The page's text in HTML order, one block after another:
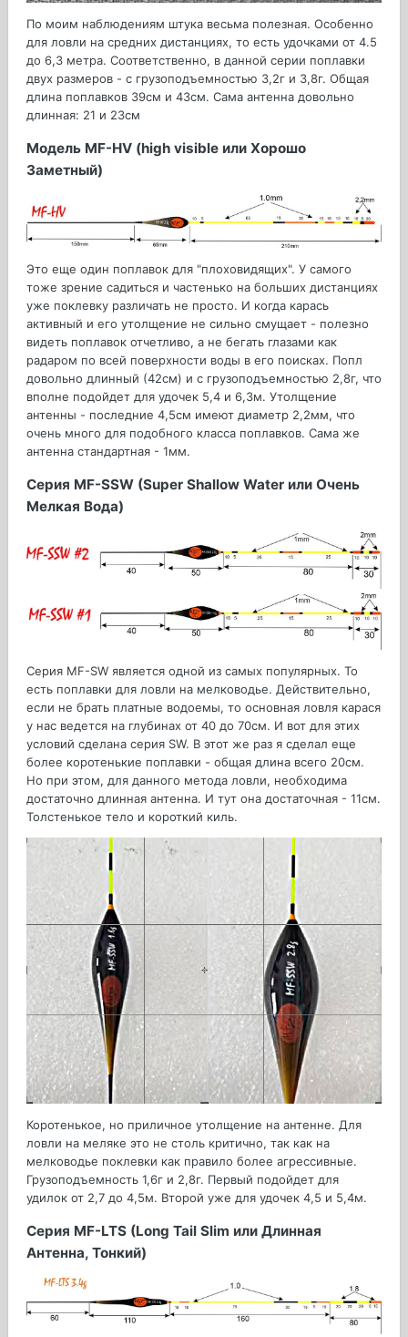
По моим наблюдениям штука весьма полезная. Особенно
для ловли на средних дистанциях, то есть удочками от 4.5
до 6,3 метра. Соответственно, в данной серии поплавки
двух размеров - с грузоподъемностью 3,2г и 3,8г. Общая
длина поплавков 39см и 43см. Сама антенна довольно
длинная: 21 и 23см
Модель MF-HV (high visible или Хорошо
Заметный)
Это еще один поплавок для "плоховидящих". У самого
тоже зрение садиться и частенько на больших дистанциях
уже поклевку различать не просто. И когда карась
активный и его утолщение не сильно смущает - полезно
видеть поплавок отчетливо, а не бегать глазами как
радаром по всей поверхности воды в его поисках. Попл
довольно длинный (42см) и с грузоподъемностью 2,8г, что
вполне подойдет для удочек 5,4 и 6,3м. Утолщение
антенны - последние 4,5см имеют диаметр 2,2мм, что
очень много для подобного класса поплавков. Сама же
антенна стандартная - 1мм.
Серия MF-SSW (Super Shallow Water или Очень
Мелкая Вода)
Серия MF-SW является одной из самых популярных. То
есть поплавки для ловли на мелководье. Действительно,
если не брать платные водоемы, то основная ловля карася
у нас ведется на глубинах от 40 до 70см. И вот для этих
условий сделана серия SW. В этот же раз я сделал еще
более коротенькие поплавки - общая длина всего 20см.
Но при этом, для данного метода ловли, необходима
достаточно длинная антенна. И тут она достаточная - 11см.
Толстенькое тело и короткий киль.
Коротенькое, но приличное утолщение на антенне. Для
ловли на меляке это не столь критично, так как на
мелководье поклевки как правило более агрессивные.
Грузоподъемность 1,6г и 2,8г. Первый подойдет для
удилок от 2,7 до 4,5м. Второй уже для удочек 4,5 и 5,4м.
Серия MF-LTS (Long Tail Slim или Длинная
Антенна, Тонкий)